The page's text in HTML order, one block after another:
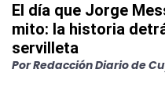
El día que Jorge
mito: la historia
servilleta
PorRedacción Diario de